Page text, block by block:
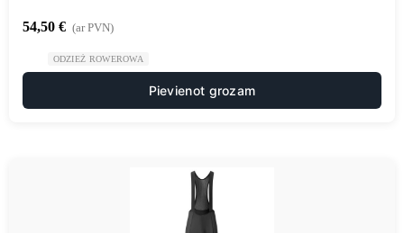
54,50 € (ar PVN)
ODZIEŻ ROWEROWA
Pievienot grozam